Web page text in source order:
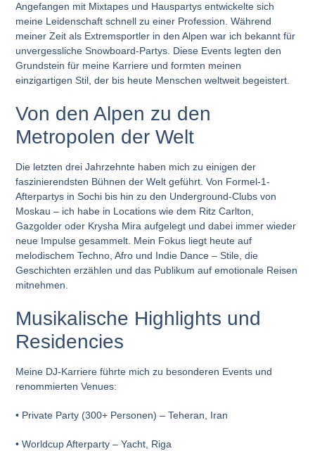
Angefangen mit Mixtapes und Hauspartys entwickelte sich
meine Leidenschaft schnell zu einer Profession. Während
meiner Zeit als Extremsportler in den Alpen war ich bekannt für
unvergessliche Snowboard-Partys. Diese Events legten den
Grundstein für meine Karriere und formten meinen
einzigartigen Stil, der bis heute Menschen weltweit begeistert.
Von den Alpen zu den
Metropolen der Welt
Die letzten drei Jahrzehnte haben mich zu einigen der
faszinierendsten Bühnen der Welt geführt. Von Formel-1-
Afterpartys in Sochi bis hin zu den Underground-Clubs von
Moskau – ich habe in Locations wie dem Ritz Carlton,
Gazgolder oder Krysha Mira aufgelegt und dabei immer wieder
neue Impulse gesammelt. Mein Fokus liegt heute auf
melodischem Techno, Afro und Indie Dance – Stile, die
Geschichten erzählen und das Publikum auf emotionale Reisen
mitnehmen.
Musikalische Highlights und
Residencies
Meine DJ-Karriere führte mich zu besonderen Events und
renommierten Venues:
• Private Party (300+ Personen) – Teheran, Iran
•Worldcup Afterparty – Yacht, Riga